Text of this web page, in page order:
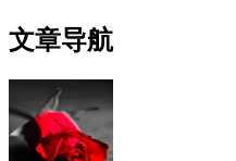
文章导航